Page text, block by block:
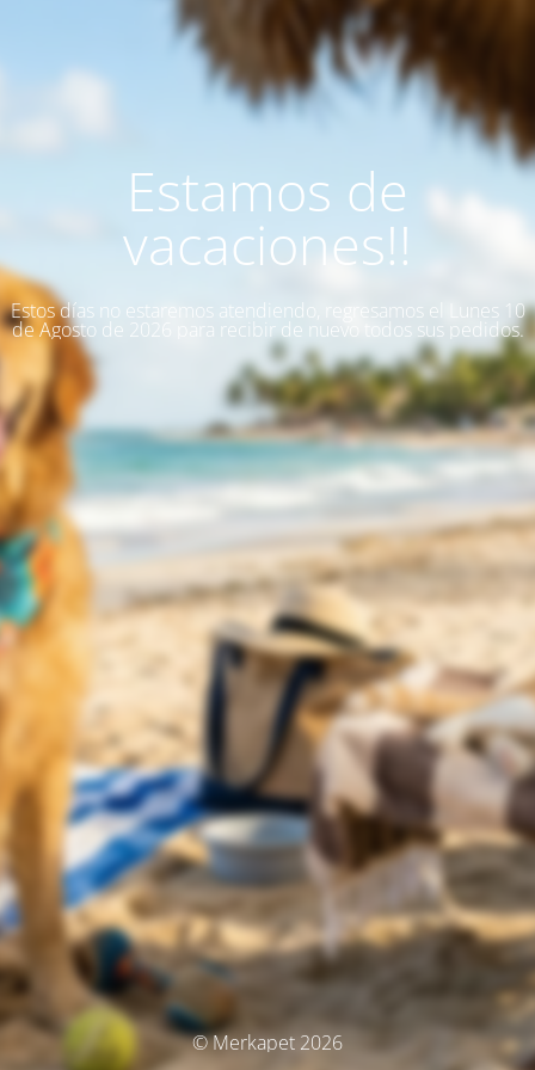
Estamos de
vacaciones!!
Estos días no estaremos atendiendo, regresamos el Lunes 10
de Agosto de 2026 para recibir de nuevo todos sus pedidos.
© Merkapet 2026